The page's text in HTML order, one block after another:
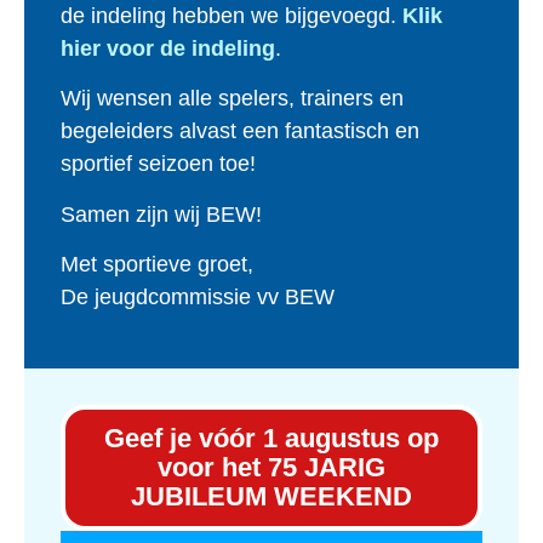
de indeling hebben we bijgevoegd. Klik
hier voor de indeling.
Wij wensen alle spelers, trainers en
begeleiders alvast een fantastisch en
sportief seizoen toe!
Samen zijn wij BEW!
Met sportieve groet,
De jeugdcommissie vv BEW
Geef je vóór 1 augustus op
voor het 75 JARIG
JUBILEUM WEEKEND